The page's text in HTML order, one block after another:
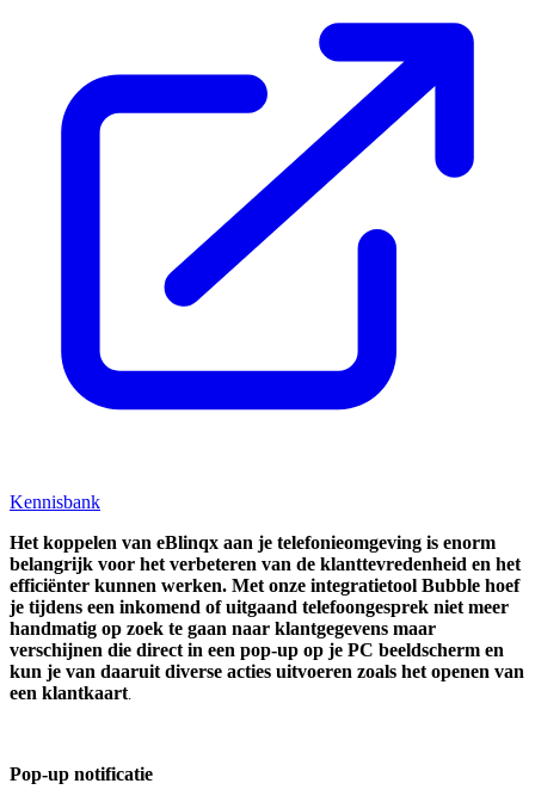
Kennisbank
Het koppelen van eBlinqx aan je telefonieomgeving is enorm
belangrijk voor het verbeteren van de klanttevredenheid en het
efficiënter kunnen werken. Met onze integratietool Bubble hoef
je tijdens een inkomend of uitgaand telefoongesprek niet meer
handmatig op zoek te gaan naar klantgegevens maar
verschijnen die direct in een pop-up op je PC beeldscherm en
kun je van daaruit diverse acties uitvoeren zoals het openen van
een klantkaart
Pop-up notificatie